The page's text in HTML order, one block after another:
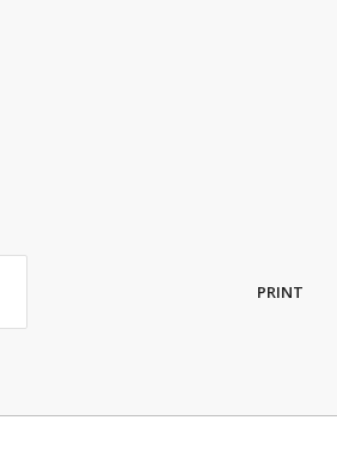
PRINT